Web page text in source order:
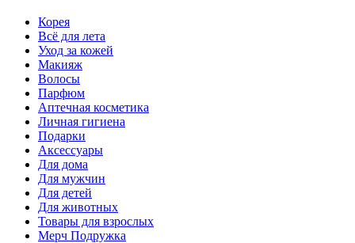
Корея
Всё для лета
Уход за кожей
Макияж
Волосы
Парфюм
Аптечная косметика
Личная гигиена
Подарки
Аксессуары
Для дома
Для мужчин
Для детей
Для животных
Товары для взрослых
Мерч Подружка